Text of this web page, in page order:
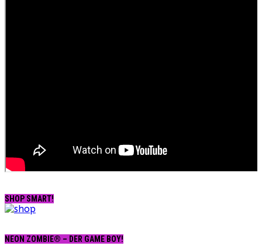
SHOP SMART!
NEON ZOMBIE® – DER GAME BOY!